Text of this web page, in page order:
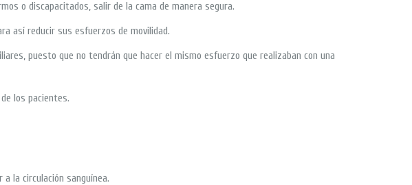
o discapacitados, salir de la cama de manera segura.
así reducir sus esfuerzos de movilidad.
puesto que no tendrán que hacer el mismo esfuerzo que realizaban con una
los pacientes.
la circulación sanguínea.